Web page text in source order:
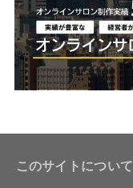
このサイトについて